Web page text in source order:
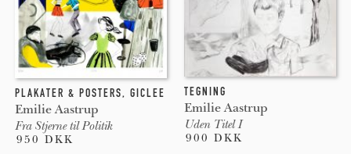
PLAKATER & POSTERS, GICLEE
Emilie Aastrup
Fra Stjerne til Politik
950 DKK
TEGNING
Emilie Aastrup
Uden Titel I
900 DKK